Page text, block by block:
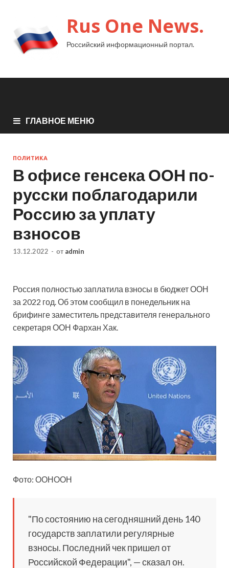
Rus One News.
Российский информационный портал.
ГЛАВНОЕ МЕНЮ
ПОЛИТИКА
В офисе генсека ООН по-
русски поблагодарили
Россию за уплату
взносов
13.12.2022 - от admin
Россия полностью заплатила взносы в бюджет ООН
за 2022 год. Об этом сообщил в понедельник на
брифинге заместитель представителя генерального
секретаря ООН Фархан Хак.
Фото: ООНООН
"По состоянию на сегодняшний день 140
государств заплатили регулярные
взносы. Последний чек пришел от
Российской Федерации", — сказал он.